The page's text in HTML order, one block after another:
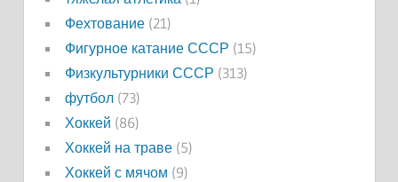
Фехтование(21)
Фигурное катание СССР (15)
Физкультурники СССР (313)
футбол(73)
Хоккей (86)
Хоккей на траве(5)
Хоккей с мячом (9)